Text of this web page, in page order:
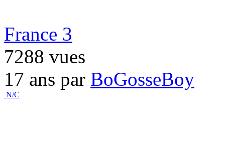
France 3
7288 vues
17 ans par BoGosseBoy
N/C